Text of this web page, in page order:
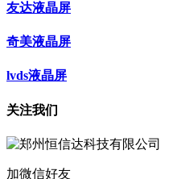
友达液晶屏
奇美液晶屏
lvds液晶屏
关注我们
加微信好友